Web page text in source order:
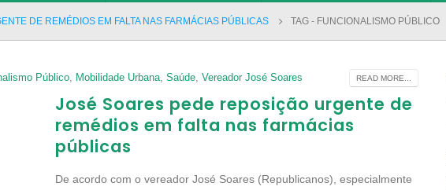
DE REMÉDIOS EM FALTA NAS FARMÁCIAS PÚBLICAS TAG - FUNCIONALISMO PÚBLICO
Público, Mobilidade Urbana, Saúde, Vereador José Soares READ MORE...
José Soares pede reposição urgente de
remédios em falta nas farmácias
públicas
De acordo com o vereador José Soares (Republicanos), especialmente